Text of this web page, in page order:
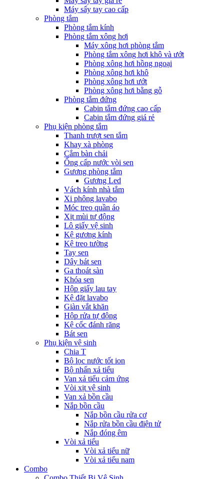
Máy sấy tay cao cấp
Phòng tắm
Phòng tắm kính
Phòng tắm xông hơi
Máy xông hơi phòng tắm
Phòng tắm xông hơi khô và ướt
Phòng xông hơi hồng ngoại
Phòng xông hơi khô
Phòng xông hơi ướt
Phòng xông hơi bằng gỗ
Phòng tắm đứng
Cabin tắm đứng cao cấp
Cabin tắm đứng giá rẻ
Phụ kiện phòng tắm
Thanh trượt sen tắm
Khay xà phòng
Cắm bàn chải
Ống cấp nước vòi sen
Gương phòng tắm
Gương Led
Vách kính nhà tắm
Xi phông lavabo
Móc treo quần áo
Xịt mùi tự động
Lô giấy vệ sinh
Kệ gương kính
Kệ treo tường
Tay sen
Dây bát sen
Ga thoát sàn
Khóa sen
Hộp giấy lau tay
Kệ đặt lavabo
Giàn vắt khăn
Hộp rửa tự động
Kệ cốc đánh răng
Bát sen
Phụ kiện vệ sinh
Chia T
Bộ lọc nước tốt ion
Bộ nhấn xả tiểu
Van xả tiểu cảm ứng
Vòi xịt vệ sinh
Van xả bồn cầu
Nắp bồn cầu
Nắp bồn cầu rửa cơ
Nắp rửa bồn cầu điện tử
Nắp đóng êm
Vòi xả tiểu
Vòi xả tiểu nữ
Vòi xả tiểu nam
Combo